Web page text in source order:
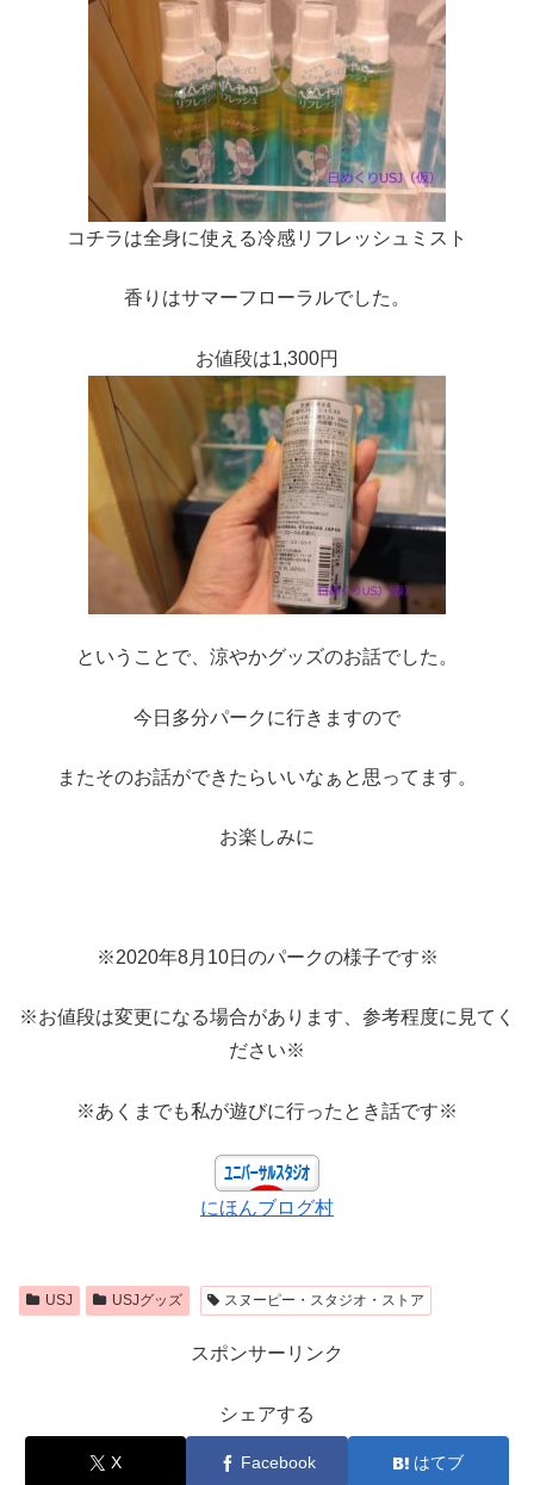
コチラは全身に使える冷感リフレッシュミスト
香りはサマーフローラルでした。
お値段は1,300円
ということで、涼やかグッズのお話でした。
今日多分パークに行きますので
またそのお話ができたらいいなぁと思ってます。
お楽しみに
※2020年8月10日のパークの様子です※
※お値段は変更になる場合があります、参考程度に見てく
ださい※
※あくまでも私が遊びに行ったとき話です※
にほんブログ村
USJ USJグッズ スヌーピー・スタジオ・ストア
スポンサーリンク
シェアする
X Facebook はてブ